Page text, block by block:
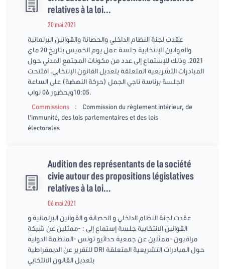
relatives à la loi...
20 mai 2021
عقدت لجنة النظام الداخلي والحصانة والقوانين البرلمانية
والقوانين الإنتخابية جلسة عمل يوم الخميس بتاريخ 20 ماي
2021. وذلك للإستماع إلى عدد من مكونات المجتمع المدني حول
المبادرات التشريعية المتعلقة بتعديل القانون الإنتخابي. افتتحت
الجلسة برئاسة ناجي الجمل (حركة النهضة) على الساعة
10:05وبحضور 06 نواب.
Commissions
:
Commission du règlement intérieur, de
l’immunité, des lois parlementaires et des lois
électorales
Audition des représentants de la société
civie autour des propositions législatives
relatives à la loi...
06 mai 2021
عقدت لجنة النظام الداخلي و الحصانة و القوانين البرلمانية و
القوانين الانتخابية جلسة إستماع إلى : -ممثلين عن شبكة
مراقبون -ممثلين عن جمعية حداثيو تونس -المنظمة الدولية
للتقرير عن الديمقراطية DRI حول المبادرات التشريعية المتعلقة
بتعديل القانون الانتخابي